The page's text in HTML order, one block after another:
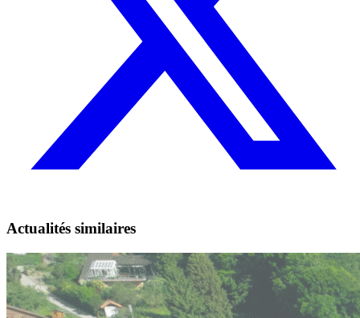
Actualités similaires